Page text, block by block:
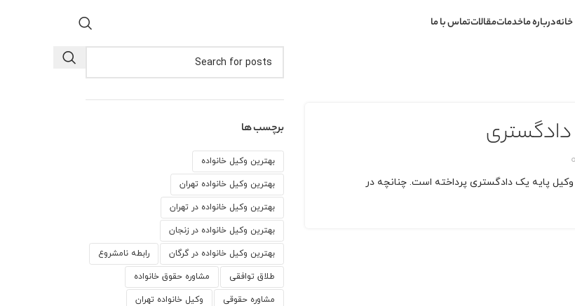
خانهدرباره ماخدماتمقالاتتماس با ما
پایه یک دادگستری پرداخته است. چنانچه در
برچسب ها
بهترین وکیل خانواده
بهترین وکیل خانواده تهران
بهترین وکیل خانواده در تهران
بهترین وکیل خانواده در زنجان
بهترین وکیل خانواده در گرگان رابطه نامشروع
طلاق توافقی مشاوره حقوق خانواده
مشاوره حقوقی وكيل خانواده تهران